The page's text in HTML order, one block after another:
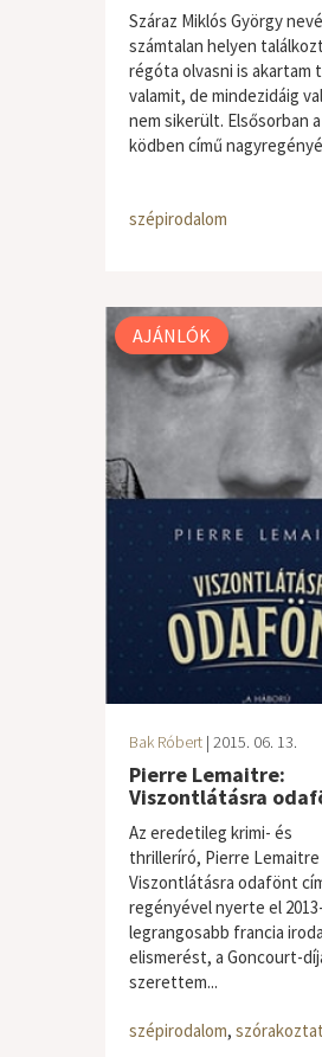
Száraz Miklós György
számtalan helyen
régóta olvasni is akartam
valamit, de mindezidáig
nem sikerült. Elsősorban
ködben című
szépirodalom
AJÁNLÓK
Bak Róbert | 2015. 06. 13.
Pierre Lemaitre:
Viszontlátásra
Az eredetileg krimi- és
thrilleríró, Pierre Lemaitre
Viszontlátásra odafönt
regényével nyerte el
legrangosabb francia
elismerést, a Goncourt-
szerettem...
szépirodalom,